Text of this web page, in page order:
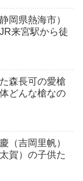
岡県熱海市）
来宮駅から徒
森長可の愛槍
どんな槍なの
（吉岡里帆）
賀）の子供た